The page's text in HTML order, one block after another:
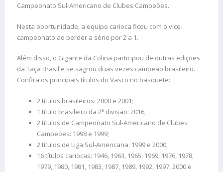
Campeonato Sul-Americano de Clubes Campeões.
Nesta oportunidade, a equipe carioca ficou com o vice-
campeonato ao perder a série por 2 a 1.
Além disso, o Gigante da Colina participou de outras edições
da Taça Brasil e se sagrou duas vezes campeão brasileiro.
Confira os principais títulos do Vasco no basquete:
2 títulos brasileiros: 2000 e 2001;
1 título brasileiro da 2ª divisão: 2016;
2 títulos de Campeonato Sul-Americano de Clubes
Campeões: 1998 e 1999;
2 títulos de Liga Sul-Americana: 1999 e 2000;
16 títulos cariocas: 1946, 1963, 1965, 1969, 1976, 1978,
1979, 1980, 1981, 1983, 1987, 1989, 1992, 1997, 2000 e